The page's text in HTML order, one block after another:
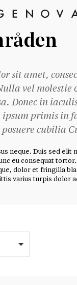
sit amet,
vel molestie
Donec in
ipsum primis in
cubilia
neque. Duis sed elit
eu consequat
dolor et fringilla
varius turpis dolor